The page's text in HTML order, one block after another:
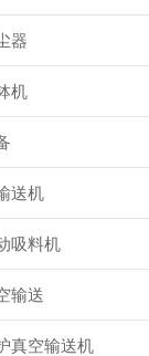
器
机
送机
吸料机
输送
真空输送机